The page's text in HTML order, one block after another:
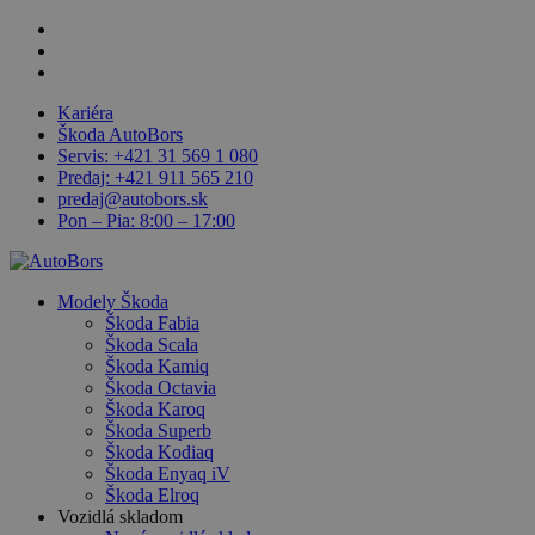
Skip
main
Kariéra
Škoda AutoBors
Servis: +421 31 569 1 080
Predaj: +421 911 565 210
predaj@autobors.sk
Pon – Pia: 8:00 – 17:00
search
Menu
Modely Škoda
Škoda Fabia
Škoda Scala
Škoda Kamiq
Škoda Octavia
Škoda Karoq
Škoda Superb
Škoda Kodiaq
Škoda Enyaq iV
Škoda Elroq
Vozidlá skladom